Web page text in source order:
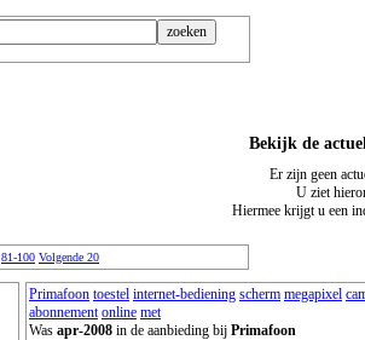
Bekijk de
Er zijn geen
U ziet
Hiermee krijgt u een
81-100 Volgende 20
Primafoon toestel internet-bediening scherm megapixel
abonnement online met
Was apr-2008 in de aanbieding bij Primafoon